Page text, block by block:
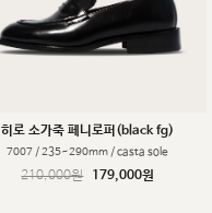
히로 소가죽 페니로퍼(black fg)
7007 / 235~290mm / casta sole
210,000원 179,000원